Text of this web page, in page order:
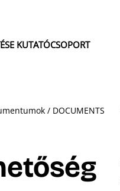
KUTATÓCSOPORT
/ DOCUMENTS